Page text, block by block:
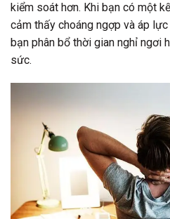
kiểm soát hơn. Khi bạn có một
cảm thấy choáng ngợp và áp
bạn phân bổ thời gian nghỉ ngơi
sức.